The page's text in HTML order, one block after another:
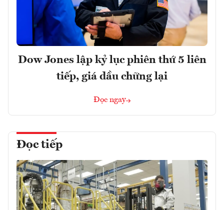
Dow Jones lập kỷ lục phiên thứ 5 liên
tiếp, giá dầu chững lại
Đọc ngay
Đọc tiếp